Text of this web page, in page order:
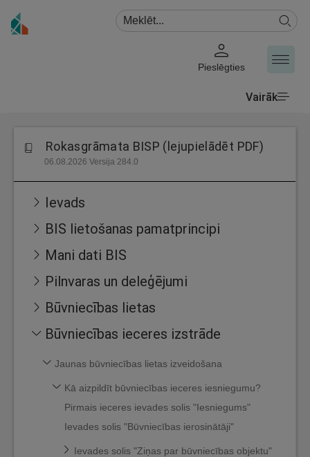
Pieslēgties
Vairāk
Rokasgrāmata BISP (lejupielādēt PDF)
06.08.2026 Versija 284.0
Ievads
BIS lietošanas pamatprincipi
Mani dati BIS
Pilnvaras un deleģējumi
Būvniecības lietas
Būvniecības ieceres izstrāde
Jaunas būvniecības lietas izveidošana
Kā aizpildīt būvniecības ieceres iesniegumu?
Pirmais ieceres ievades solis "Iesniegums"
Ievades solis "Būvniecības ierosinātāji"
Ievades solis "Ziņas par būvniecības objektu"